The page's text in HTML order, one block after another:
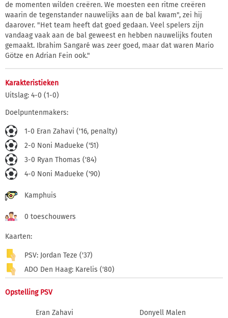
de momenten wilden creëren. We moesten een ritme creëren
waarin de tegenstander nauwelijks aan de bal kwam", zei hij
daarover. "Het team heeft dat goed gedaan. Veel spelers zijn
vandaag vaak aan de bal geweest en hebben nauwelijks fouten
gemaakt. Ibrahim Sangaré was zeer goed, maar dat waren Mario
Götze en Adrian Fein ook."
Karakteristieken
Uitslag: 4-0 (1-0)
Doelpuntenmakers:
1-0 Eran Zahavi ('16, penalty)
2-0 Noni Madueke ('51)
3-0 Ryan Thomas ('84)
4-0 Noni Madueke ('90)
Kamphuis
0 toeschouwers
Kaarten:
PSV: Jordan Teze ('37)
ADO Den Haag: Karelis ('80)
Opstelling PSV
Eran Zahavi Donyell Malen